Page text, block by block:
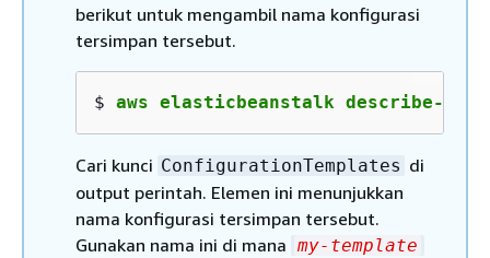
berikut untuk mengambil nama konfigurasi
tersimpan tersebut.
$ aws elasticbeanstalk describe-
Cari kunci ConfigurationTemplates di
output perintah. Elemen ini menunjukkan
nama konfigurasi tersimpan tersebut.
Gunakan nama ini di mana my-template